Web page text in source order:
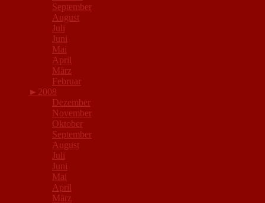
September
August
Juli
Juni
Mai
April
März
Februar
► 2008
Dezember
November
Oktober
September
August
Juli
Juni
Mai
April
März